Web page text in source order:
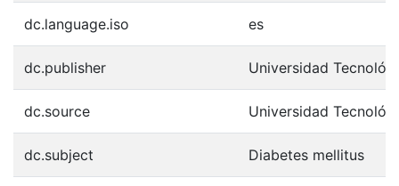
dc.language.iso es
dc.publisher Universidad
dc.source Universidad
dc.subject Diabetes mellitus